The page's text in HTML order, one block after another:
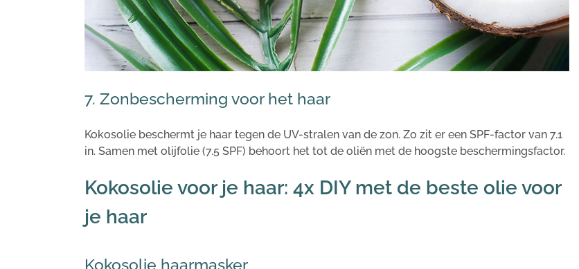
7. Zonbescherming voor het haar
Kokosolie beschermt je haar tegen de UV-stralen van de zon. Zo zit er een SPF-factor van 7.1
in. Samen met olijfolie (7.5 SPF) behoort het tot de oliën met de hoogste beschermingsfactor.
Kokosolie voor je haar: 4x DIY met de beste olie voor
je haar
Kokosolie haarmasker